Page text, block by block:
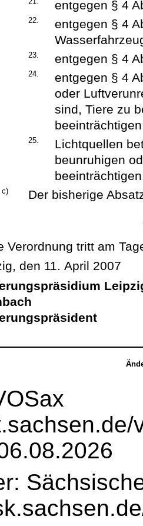
entgegen § 4
22.
entgegen § 4
23. entgegen § 4
24.
entgegen § 4
oder
sind, Tiere zu
25.
Lichtquellen
beunruhigen
c) Der bisherige
Verordnung tritt am
den 11. April 2007